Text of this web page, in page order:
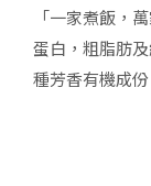
「一家煮飯，
蛋白，粗脂肪
種芳香有機成